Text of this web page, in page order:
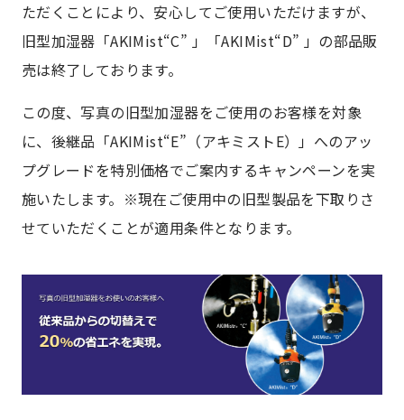
ただくことにより、安心してご使用いただけますが、
旧型加湿器「AKIMist“C” 」「AKIMist“D” 」の部品販
売は終了しております。
この度、写真の旧型加湿器をご使用のお客様を対象
に、後継品「AKIMist“E”（アキミストE）」へのアッ
プグレードを特別価格でご案内するキャンペーンを実
施いたします。※現在ご使用中の旧型製品を下取りさ
せていただくことが適用条件となります。